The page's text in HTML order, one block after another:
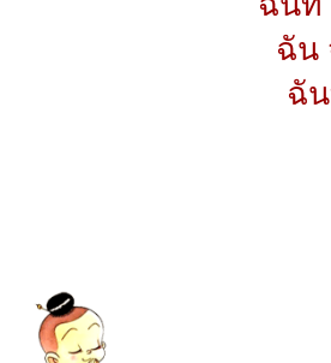
ฉัน
ฉั